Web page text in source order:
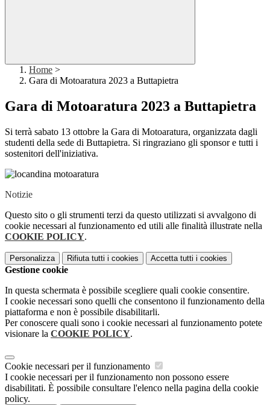
Home >
Gara di Motoaratura 2023 a Buttapietra
Gara di Motoaratura 2023 a Buttapietra
Si terrà sabato 13 ottobre la Gara di Motoaratura, organizzata dagli
studenti della sede di Buttapietra. Si ringraziano gli sponsor e tutti i
sostenitori dell'iniziativa.
Notizie
Questo sito o gli strumenti terzi da questo utilizzati si avvalgono di
cookie necessari al funzionamento ed utili alle finalità illustrate nella
COOKIE POLICY.
Personalizza Rifiuta tutti i cookies Accetta tutti i cookies
Gestione cookie
In questa schermata è possibile scegliere quali cookie consentire.
I cookie necessari sono quelli che consentono il funzionamento della
piattaforma e non è possibile disabilitarli.
Per conoscere quali sono i cookie necessari al funzionamento potete
visionare la COOKIE POLICY.
Cookie necessari per il funzionamento
I cookie necessari per il funzionamento non possono essere
disabilitati. È possibile consultare l'elenco nella pagina della cookie
policy.